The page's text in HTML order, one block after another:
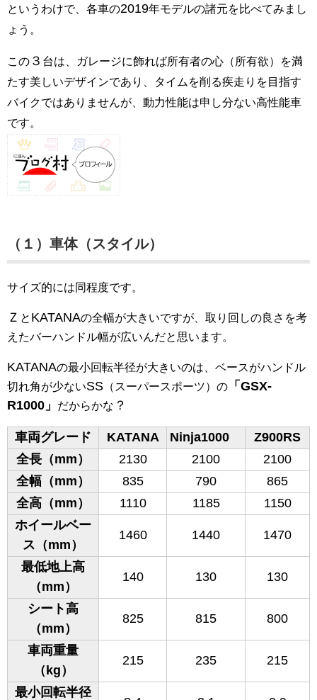
というわけで、各車の2019年モデルの諸元を比べてみまし
ょう。
この ３ 台は、ガレージに飾れば所有者の心（所有欲）を満
たす美しいデザインであり、タイムを削る疾走りを目指す
バイクではありませんが、動力性能は申し分ない高性能車
です。
（１）車体（スタイル）
サイズ的には同程度です。
Ｚ と KATANAの全幅が大きいですが、取り回しの良さを考
えたバーハンドル幅が広いんだと思います。
KATANAの最小回転半径が大きいのは、ベースがハンドル
切れ角が少ないSS （スーパースポーツ）の 「GSX-
R1000」
だからかな ？
車両グレード KATANA Ninja1000
Z900RS
全長（mm）
2130 2100
2100
全幅（mm）
835 790
865
全高（mm）
1110 1185
1150
ホイールベー
ス（mm）
1460 1440 1470
最低地上高
（mm）
140 130 130
シート高
（mm）
825 815 800
車両重量
（kg）
215 235 215
最小回転半径